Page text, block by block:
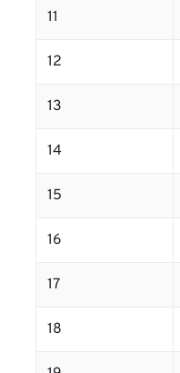
11
12
13
14
15
16
17
18